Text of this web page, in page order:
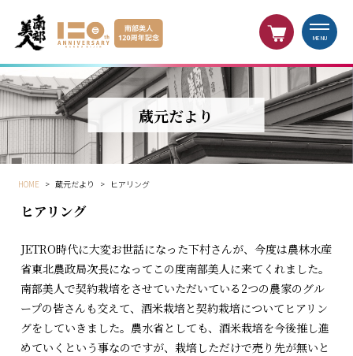
MENU
蔵元だより
HOME > 蔵元だより > ヒアリング
ヒアリング
JETRO時代に大変お世話になった下村さんが、今度は農林水産
省東北農政局次長になってこの度南部美人に来てくれました。
南部美人で契約栽培をさせていただいている2つの農家のグル
ープの皆さんも交えて、酒米栽培と契約栽培についてヒアリン
グをしていきました。農水省としても、酒米栽培を今後推し進
めていくという事なのですが、栽培しただけで売り先が無いと